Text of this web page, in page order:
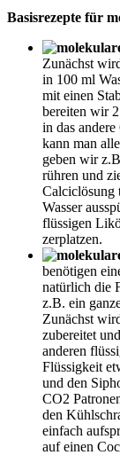
Basisrezepte für
Zunächst
in 100 ml
mit einen
bereiten wir
in das
kann man
geben wir
rühren und
Calciclösung
Wasser
flüssigen
zerplatzen.
benötigen
natürlich die
z.B. ein
Zunächst
zubereitet
anderen
Flüssigkeit
und den
CO2
den
einfach
auf einen